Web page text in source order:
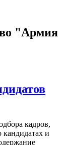
"Армия
кадров,
кандидатах и